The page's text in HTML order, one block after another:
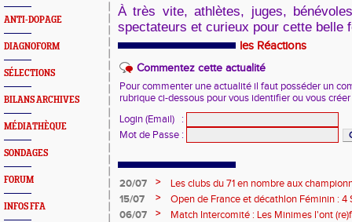
ANTI-DOPAGE
DIAGNOFORM
SÉLECTIONS
BILANS ARCHIVES
MÉDIATHÈQUE
SONDAGES
FORUM
INFOS FFA
À très vite, athlètes, juges,
spectateurs et curieux pour cette belle
les Réactions
Commentez cette actualité
Pour commenter une actualité il faut posséder un
rubrique ci-dessous pour vous identifier ou vous
Login (Email)
:
Mot de Passe :
20/07 >
Les clubs du 71 en nombre aux
15/07
>
Open de France et décathlon Féminin : 4
06/07
>
Match Intercomité : Les Minimes l'ont